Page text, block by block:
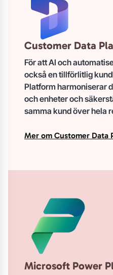
Customer Data
För att AI och
också en tillförlitlig
Platform harmoniserar
och enheter och
samma kund över hela
Mer om Customer Data
Microsoft Power